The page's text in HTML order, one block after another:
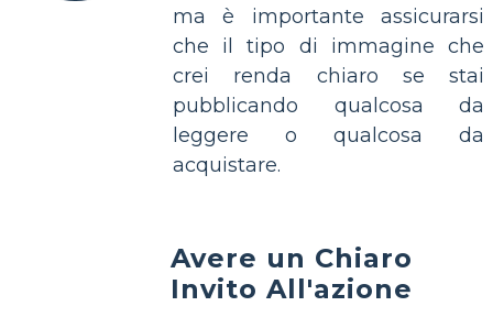
ma è importante assicurarsi
che il tipo di immagine che
crei renda chiaro se stai
pubblicando qualcosa da
leggere o qualcosa da
acquistare.
Avere un Chiaro
Invito All'azione